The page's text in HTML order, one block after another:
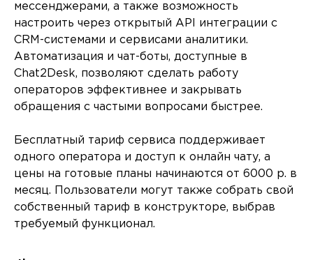
мессенджерами, а также возможность
настроить через открытый API интеграции с
CRM-системами и сервисами аналитики.
Автоматизация и чат-боты, доступные в
Chat2Desk, позволяют сделать работу
операторов эффективнее и закрывать
обращения с частыми вопросами быстрее.
Бесплатный тариф сервиса поддерживает
одного оператора и доступ к онлайн чату, а
цены на готовые планы начинаются от 6000 р. в
месяц. Пользователи могут также собрать свой
собственный тариф в конструкторе, выбрав
требуемый функционал.